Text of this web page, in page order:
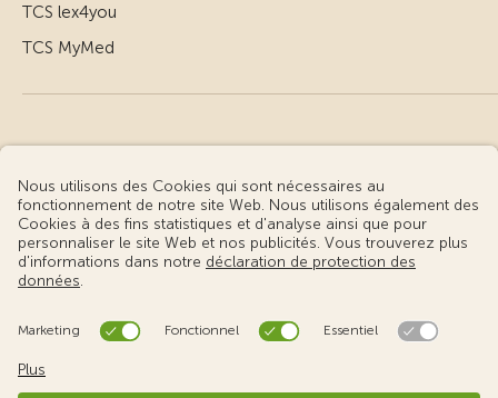
TCS lex4you
TCS MyMed
Conditions d’utilisation – informations juridiques